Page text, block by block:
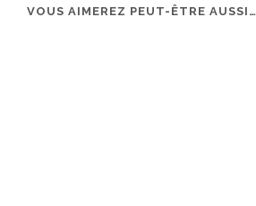
VOUS AIMEREZ PEUT-ÊTRE AUSSI…